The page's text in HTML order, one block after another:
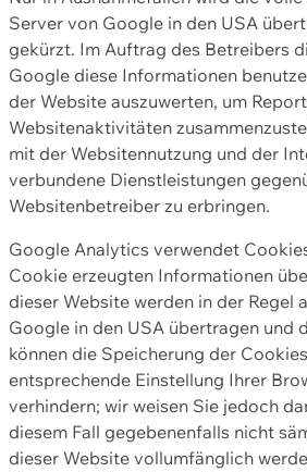
Server von Google in den USA
gekürzt. Im Auftrag des Betreibers
Google diese Informationen
der Website auszuwerten, um
Websitenaktivitäten
mit der Websitennutzung und der
verbundene Dienstleistungen
Websitenbetreiber zu erbringen.
Google Analytics verwendet
Cookie erzeugten Informationen
dieser Website werden in der Regel
Google in den USA übertragen und
können die Speicherung der
entsprechende Einstellung Ihrer
verhindern; wir weisen Sie jedoch
diesem Fall gegebenenfalls nicht
dieser Website vollumfänglich